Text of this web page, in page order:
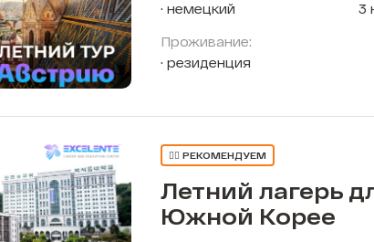
немецкий
Проживание:
резиденция
3
👍🏼 РЕКОМЕНДУЕМ
Летний лагерь
Южной Корее